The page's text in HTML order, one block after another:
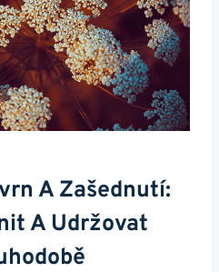
A Zašednutí:
A Udržovat⁣